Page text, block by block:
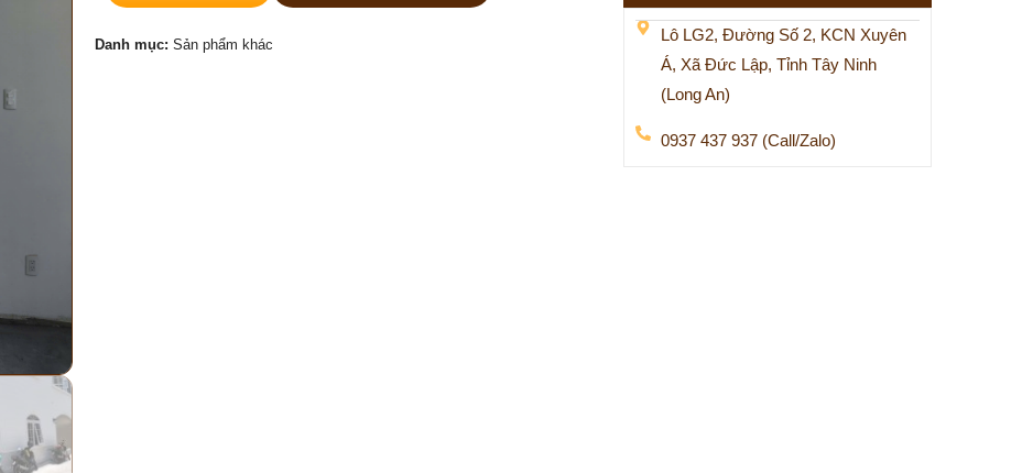
Danh mục: Sản phẩm khác
Lô LG2, Đường Số 2, KCN Xuyên
Á, Xã Đức Lập, Tỉnh Tây Ninh
(Long An)
0937 437 937 (Call/Zalo)